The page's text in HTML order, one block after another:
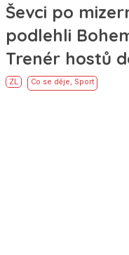
Ševci po
podlehli
Trenér hostů
ZL Co se děje, Sport